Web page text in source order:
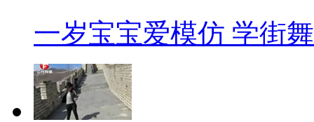
一岁宝宝爱模仿 学街